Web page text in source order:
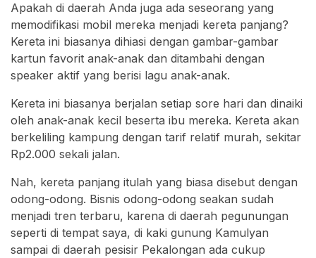
Apakah di daerah Anda juga ada seseorang yang
memodifikasi mobil mereka menjadi kereta panjang?
Kereta ini biasanya dihiasi dengan gambar-gambar
kartun favorit anak-anak dan ditambahi dengan
speaker aktif yang berisi lagu anak-anak.
Kereta ini biasanya berjalan setiap sore hari dan dinaiki
oleh anak-anak kecil beserta ibu mereka. Kereta akan
berkeliling kampung dengan tarif relatif murah, sekitar
Rp2.000 sekali jalan.
Nah, kereta panjang itulah yang biasa disebut dengan
odong-odong. Bisnis odong-odong seakan sudah
menjadi tren terbaru, karena di daerah pegunungan
seperti di tempat saya, di kaki gunung Kamulyan
sampai di daerah pesisir Pekalongan ada cukup